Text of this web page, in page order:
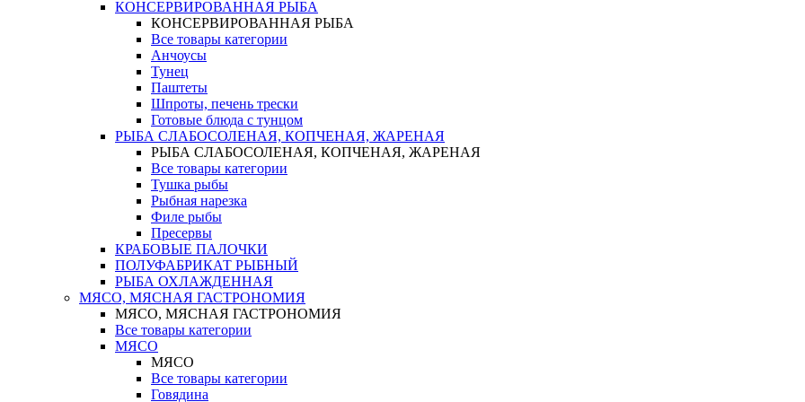
КОНСЕРВИРОВАННАЯ РЫБА
КОНСЕРВИРОВАННАЯ РЫБА
Все товары категории
Анчоусы
Тунец
Паштеты
Шпроты, печень трески
Готовые блюда с тунцом
РЫБА СЛАБОСОЛЕНАЯ, КОПЧЕНАЯ, ЖАРЕНАЯ
РЫБА СЛАБОСОЛЕНАЯ, КОПЧЕНАЯ, ЖАРЕНАЯ
Все товары категории
Тушка рыбы
Рыбная нарезка
Филе рыбы
Пресервы
КРАБОВЫЕ ПАЛОЧКИ
ПОЛУФАБРИКАТ РЫБНЫЙ
РЫБА ОХЛАЖДЕННАЯ
МЯСО, МЯСНАЯ ГАСТРОНОМИЯ
МЯСО, МЯСНАЯ ГАСТРОНОМИЯ
Все товары категории
МЯСО
МЯСО
Все товары категории
Говядина